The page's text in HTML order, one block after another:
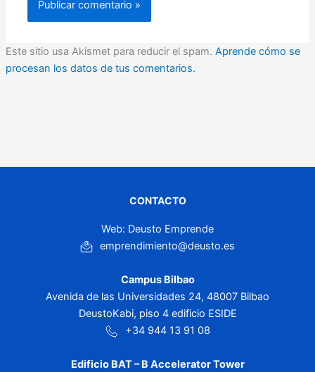
Este sitio usa Akismet para reducir el spam. Aprende cómo se
procesan los datos de tus comentarios.
CONTACTO
Web: Deusto Emprende
emprendimiento@deusto.es
Campus Bilbao
Avenida de las Universidades 24, 48007 Bilbao
DeustoKabi, piso 4 edificio ESIDE
+34 944 13 91 08
Edificio BAT – B Accelerator Tower